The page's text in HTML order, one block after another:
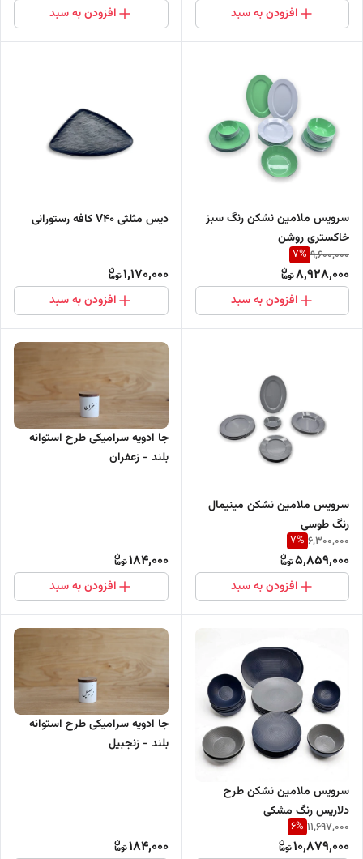
افزودن به سبد افزودن به سبد
سرویس ملامین نشکن رنگ سبز
خاکستری روشن
9,600,000
7%
8,928,000
افزودن به سبد
دیس مثلثی V40 کافه رستورانی
1,170,000
افزودن به سبد
سرویس ملامین نشکن مینیمال
رنگ طوسی
6,300,000
7%
5,859,000
افزودن به سبد
جا ادویه سرامیکی طرح استوانه
بلند - زعفران
184,000
افزودن به سبد
سرویس ملامین نشکن طرح
دلاریس رنگ مشکی
11,697,000
6%
10,879,000
جا ادویه سرامیکی طرح استوانه
بلند - زنجبیل
184,000